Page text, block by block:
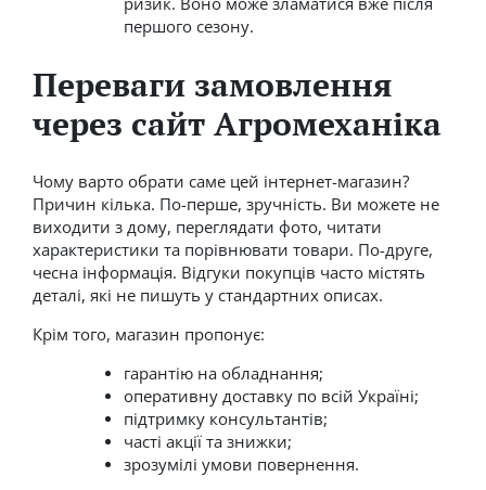
першого сезону.
Переваги замовлення
через сайт Агромеханіка
Чому варто обрати саме цей інтернет-магазин?
Причин кілька. По-перше, зручність. Ви можете не
виходити з дому, переглядати фото, читати
характеристики та порівнювати товари. По-друге,
чесна інформація. Відгуки покупців часто містять
деталі, які не пишуть у стандартних описах.
Крім того, магазин пропонує:
гарантію на обладнання;
оперативну доставку по всій Україні;
підтримку консультантів;
часті акції та знижки;
зрозумілі умови повернення.